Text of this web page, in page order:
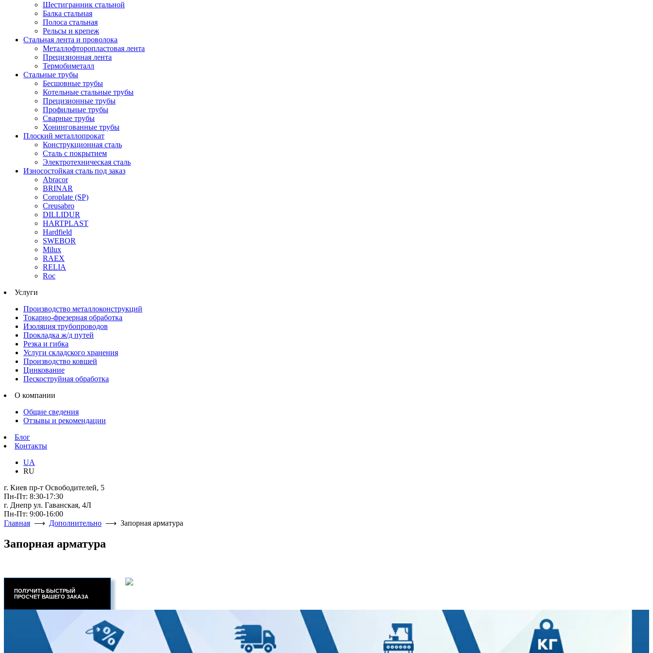
Шестигранник стальной
Балка стальная
Полоса стальная
Рельсы и крепеж
Стальная лента и проволока
Металлофторопластовая лента
Прецизионная лента
Термобиметалл
Стальные трубы
Бесшовные трубы
Котельные стальные трубы
Прецизионные трубы
Профильные трубы
Сварные трубы
Хонингованные трубы
Плоский металлопрокат
Конструкционная сталь
Сталь с покрытием
Электротехническая сталь
Износостойкая сталь под заказ
Abracor
BRINAR
Coroplate (SP)
Creusabro
DILLIDUR
HARTPLAST
Hardfield
SWEBOR
Milux
RAEX
RELIA
Roc
Услуги
Производство металлоконструкций
Токарно-фрезерная обработка
Изоляция трубопроводов
Прокладка ж/д путей
Резка и гибка
Услуги складского хранения
Производство ковшей
Цинкование
Пескоструйная обработка
О компании
Общие сведения
Отзывы и рекомендации
Блог
Контакты
UA
RU
г. Киев пр-т Освободителей, 5
Пн-Пт: 8:30-17:30
г. Днепр ул. Гаванская, 4Л
Пн-Пт: 9:00-16:00
Главная ⟶ Дополнительно ⟶ Запорная арматура
Запорная арматура
ПОЛУЧИТЬ БЫСТРЫЙ
ПРОСЧЕТ ВАШЕГО ЗАКАЗА